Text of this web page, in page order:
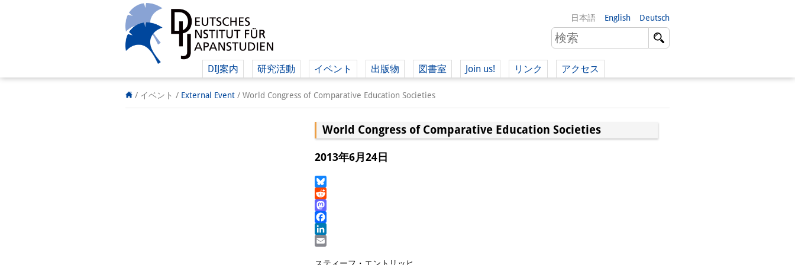
日本語 English Deutsch
DIJ案内 研究活動 イベント 出版物 図書室 Join us!
（ドイツ語）
リンク アクセス
/ イベント / External Event / World Congress of Comparative Education Societies
World Congress of Comparative Education Societies
2013年6月24日
Bluesky
Reddit
Mastodon
Facebook
LinkedIn
スティーフ・エントリッヒ